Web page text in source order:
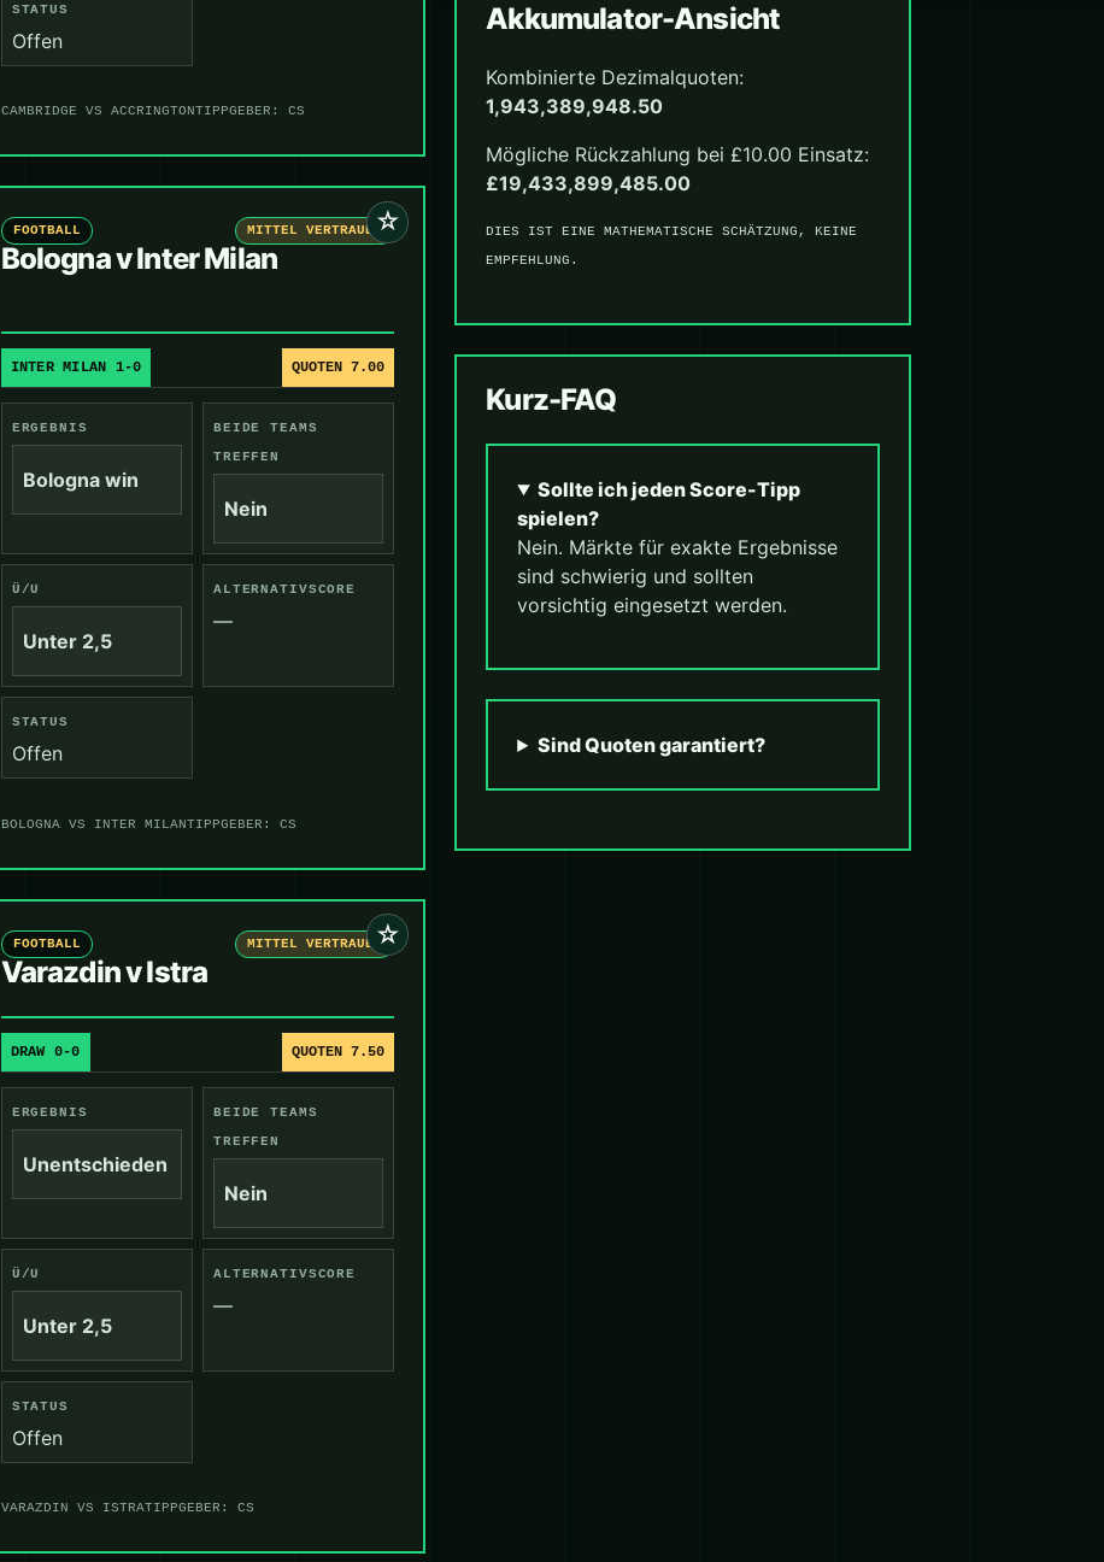
STATUS
Offen
CAMBRIDGE VS ACCRINGTONTIPPGEBER: CS
☆
FOOTBALL MITTEL VERTRAUEN
Bologna v Inter Milan
INTER MILAN 1-0 QUOTEN 7.00
ERGEBNIS
Bologna win
BEIDE TEAMS
TREFFEN
Nein
Ü/U
Unter 2,5
ALTERNATIVSCORE
—
STATUS
Offen
BOLOGNA VS INTER MILANTIPPGEBER: CS
☆
FOOTBALL MITTEL VERTRAUEN
Varazdin v Istra
DRAW 0-0 QUOTEN 7.50
ERGEBNIS
Unentschieden
BEIDE TEAMS
TREFFEN
Nein
Ü/U
Unter 2,5
ALTERNATIVSCORE
—
STATUS
Offen
VARAZDIN VS ISTRATIPPGEBER: CS
Akkumulator-Ansicht
Kombinierte Dezimalquoten:
1,943,389,948.50
Mögliche Rückzahlung bei £10.00 Einsatz:
£19,433,899,485.00
DIES IST EINE MATHEMATISCHE SCHÄTZUNG, KEINE
EMPFEHLUNG.
Kurz-FAQ
Sollte ich jeden Score-Tipp
spielen?
Nein. Märkte für exakte Ergebnisse
sind schwierig und sollten
vorsichtig eingesetzt werden.
Sind Quoten garantiert?